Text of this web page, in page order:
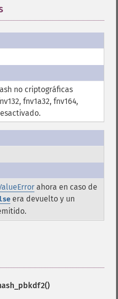
no criptográficas
fnv1a32, fnv164,
ahora en caso de
era devuelto y un